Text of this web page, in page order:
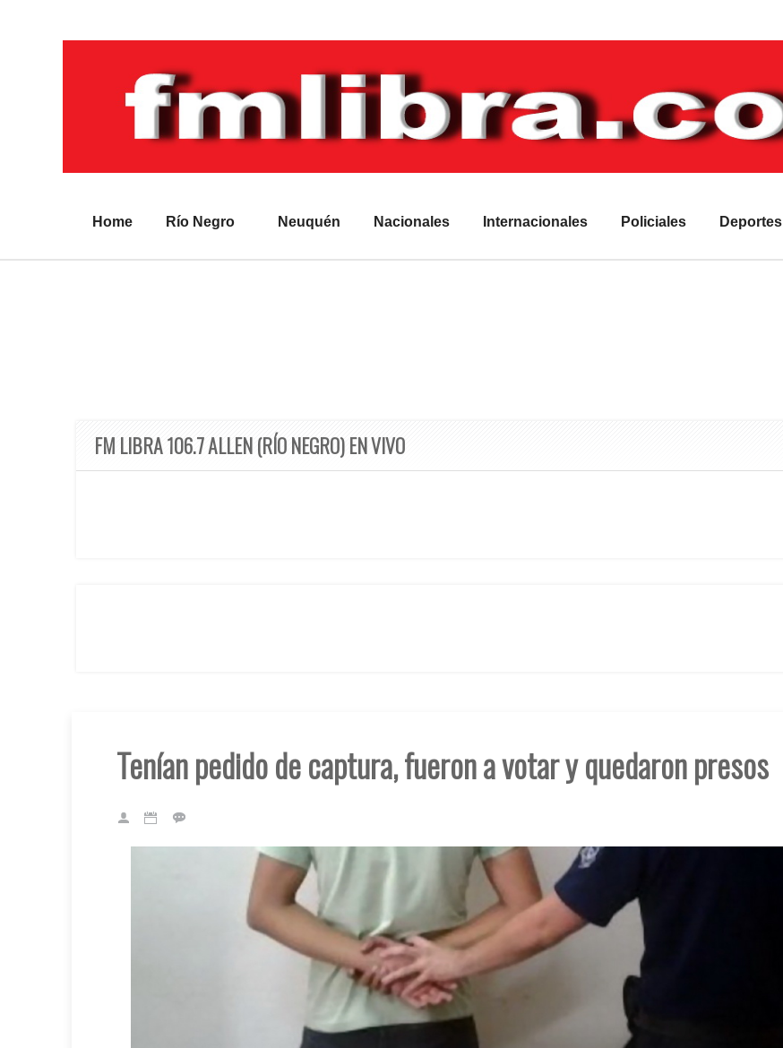
Home Río Negro Neuquén Nacionales Internacionales Policiales Deportes
FM LIBRA 106.7 ALLEN (RÍO NEGRO) EN VIVO
Tenían pedido de captura, fueron a votar y quedaron presos